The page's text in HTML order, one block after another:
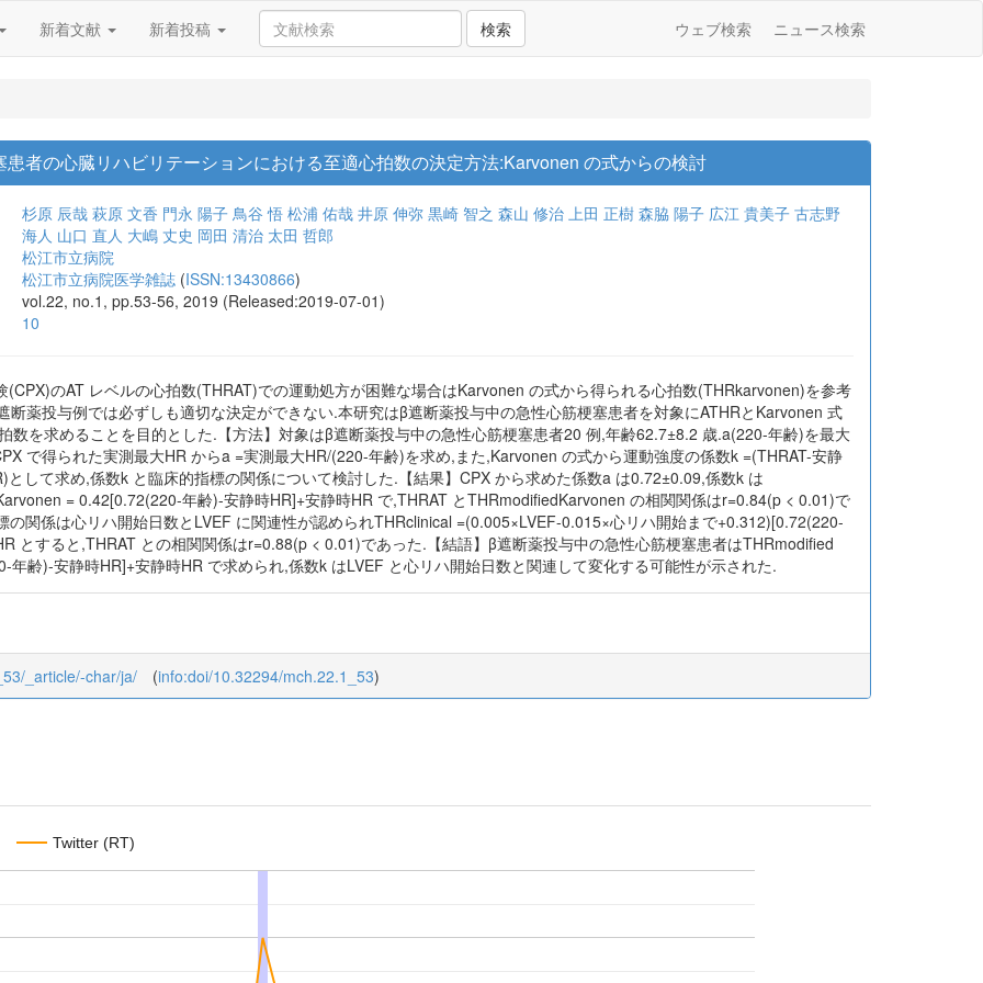
新着文献 新着投稿 検索 ウェブ検索 ニュース検索
者の心臓リハビリテーションにおける至適心拍数の決定方法:Karvonen の式からの検討
杉原 辰哉 萩原 文香 門永 陽子 鳥谷 悟 松浦 佑哉 井原 伸弥 黒崎 智之 森山 修治 上田 正樹 森脇 陽子 広江 貴美子 古志野
海人 山口 直人 大嶋 丈史 岡田 清治 太田 哲郎
松江市立病院
松江市立病院医学雑誌 (ISSN:13430866)
vol.22, no.1, pp.53-56, 2019 (Released:2019-07-01)
10
(CPX)のAT レベルの心拍数(THRAT)での運動処方が困難な場合はKarvonen の式から得られる心拍数(THRkarvonen)を参考
断薬投与例では必ずしも適切な決定ができない.本研究はβ遮断薬投与中の急性心筋梗塞患者を対象にATHRとKarvonen 式
数を求めることを目的とした.【方法】対象はβ遮断薬投与中の急性心筋梗塞患者20 例,年齢62.7±8.2 歳.a(220-年齢)を最大
で得られた実測最大HR からa =実測最大HR/(220-年齢)を求め,また,Karvonen の式から運動強度の係数k =(THRAT-安静
として求め,係数k と臨床的指標の関係について検討した.【結果】CPX から求めた係数a は0.72±0.09,係数k は
= 0.42[0.72(220-年齢)-安静時HR]+安静時HR で,THRAT とTHRmodifiedKarvonen の相関関係はr=0.84(p < 0.01)で
の関係は心リハ開始日数とLVEF に関連性が認められTHRclinical =(0.005×LVEF-0.015×心リハ開始まで+0.312)[0.72(220-
とすると,THRAT との相関関係はr=0.88(p < 0.01)であった.【結語】β遮断薬投与中の急性心筋梗塞患者はTHRmodified
年齢)-安静時HR]+安静時HR で求められ,係数k はLVEF と心リハ開始日数と関連して変化する可能性が示された.
_article/-char/ja/ (info:doi/10.32294/mch.22.1_53)
Twitter (RT)